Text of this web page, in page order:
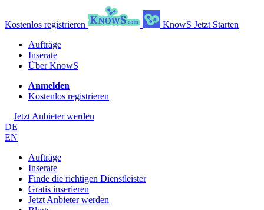
Kostenlos registrieren KnowS Jetzt Starten
Aufträge
Inserate
Über KnowS
Anmelden
Kostenlos registrieren
Jetzt Anbieter werden
DE
EN
Aufträge
Inserate
Finde die richtigen Dienstleister
Gratis inserieren
Jetzt Anbieter werden